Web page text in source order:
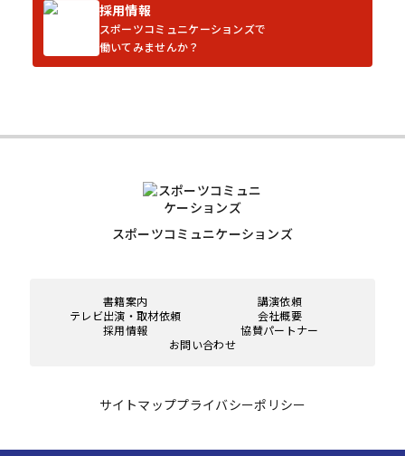
採用情報
スポーツコミュニケーションズで
働いてみませんか？
スポーツコミュニケーションズ
書籍案内
講演依頼
テレビ出演・取材依頼
会社概要
採用情報
協賛パートナー
お問い合わせ
サイトマッププライバシーポリシー